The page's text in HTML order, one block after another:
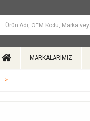
MARKALARIMIZ